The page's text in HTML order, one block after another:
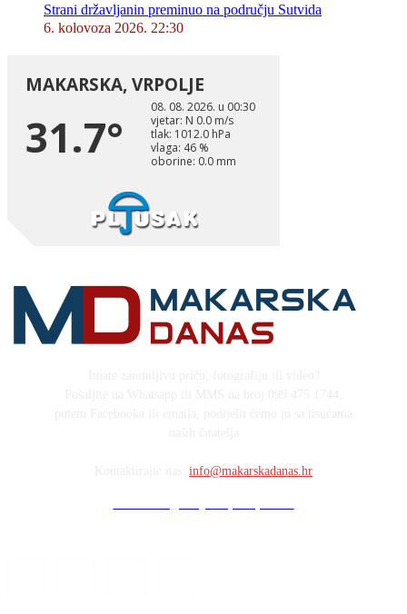
Strani državljanin preminuo na području Sutvida
6. kolovoza 2026. 22:30
info@makarskadanas.hr